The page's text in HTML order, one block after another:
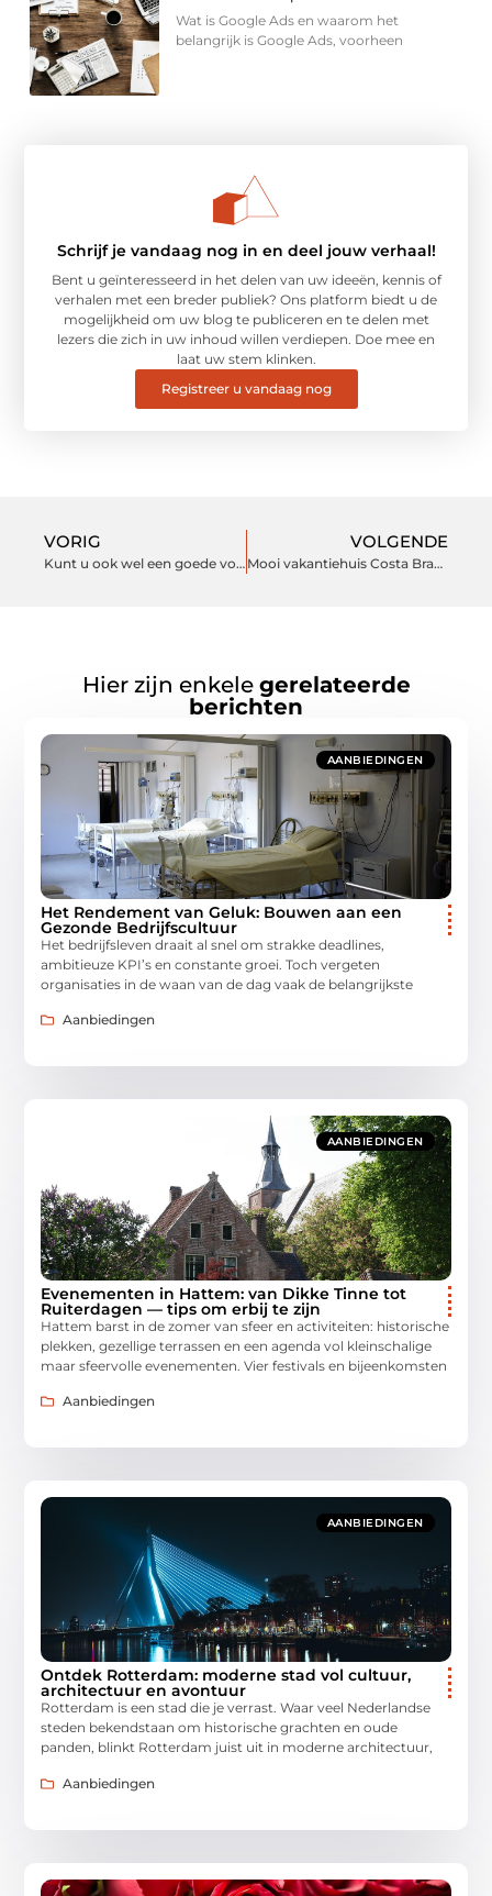
Wat is Google Ads en waarom het
belangrijk is Google Ads, voorheen
Schrijf je vandaag nog in en deel jouw verhaal!
Bent u geïnteresseerd in het delen van uw ideeën, kennis of
verhalen met een breder publiek? Ons platform biedt u de
mogelijkheid om uw blog te publiceren en te delen met
lezers die zich in uw inhoud willen verdiepen. Doe mee en
laat uw stem klinken.
Registreer u vandaag nog
VORIG
Kunt u ook wel een goede voedingscoach gebruiken?
VOLGENDE
Mooi vakantiehuis Costa Brava
Hier zijn enkele gerelateerde
berichten
AANBIEDINGEN
Het Rendement van Geluk: Bouwen aan een
Gezonde Bedrijfscultuur
Het bedrijfsleven draait al snel om strakke deadlines,
ambitieuze KPI’s en constante groei. Toch vergeten
organisaties in de waan van de dag vaak de belangrijkste
Aanbiedingen
AANBIEDINGEN
Evenementen in Hattem: van Dikke Tinne tot
Ruiterdagen — tips om erbij te zijn
Hattem barst in de zomer van sfeer en activiteiten: historische
plekken, gezellige terrassen en een agenda vol kleinschalige
maar sfeervolle evenementen. Vier festivals en bijeenkomsten
Aanbiedingen
AANBIEDINGEN
Ontdek Rotterdam: moderne stad vol cultuur,
architectuur en avontuur
Rotterdam is een stad die je verrast. Waar veel Nederlandse
steden bekendstaan om historische grachten en oude
panden, blinkt Rotterdam juist uit in moderne architectuur,
Aanbiedingen